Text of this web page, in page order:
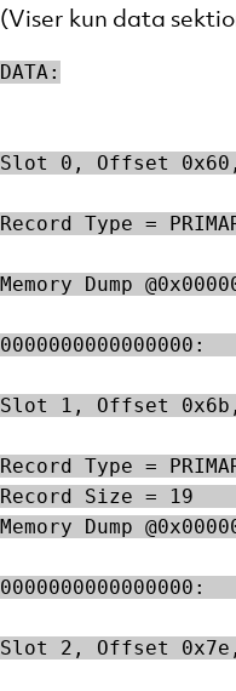
(Viser kun data
DATA:
Slot 0, Offset 0x60,
Record Type =
Memory Dump
Slot 1, Offset 0x6b,
Record Type =
Record
Memory Dump
Slot 2, Offset 0x7e,